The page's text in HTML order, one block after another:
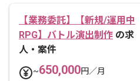
【業務委託】【新規/運用中
RPG】バトル演出制作 の求
人・案件
~650,000円／月